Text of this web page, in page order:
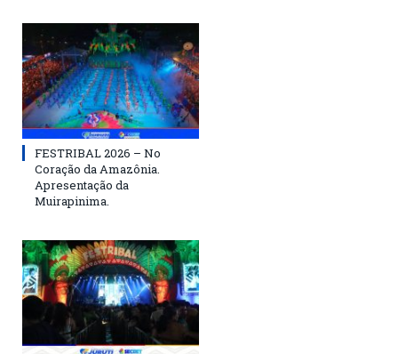
FESTRIBAL 2026 – No
Coração da Amazônia.
Apresentação da
Muirapinima.